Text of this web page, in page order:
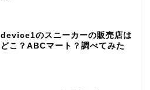
device1のスニーカーの販売店は
どこ？ABCマート？調べてみた